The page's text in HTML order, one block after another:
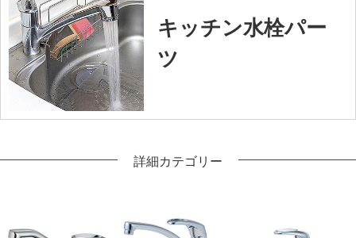
キッチン水栓パー
ツ
詳細カテゴリー